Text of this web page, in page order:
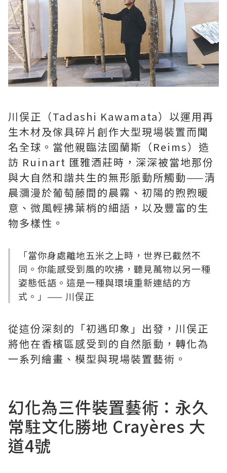
川俣正（Tadashi Kawamata）以運用再
生木材及傢具碎片創作大型現場裝置而聞
名全球。當他親臨法國蘭斯（Reims）造
訪 Ruinart 匯雅酒莊時，深深被當地那份
與大自然和諧共生的無形脈動所觸動——清
晨瀰漫於葡萄藤間的晨霧、初陽的煦煦暖
意、微風輕拂葉梢的細語，以及豐富的生
物多樣性。
「當你身處離地五米之上時，世界已截然不
同。你能感受到風的吹拂，聽見萬物以另一種
姿態低語。這是一種與環境重新連結的方
式。」—— 川俣正
從這份深刻的「初遇印象」出發，川俣正
將他在香檳區感受到的自然脈動，轉化為
一系列繪畫、模型與現場裝置藝術。
幻化為三件裝置藝術：永久
常駐文化勝地 Crayères 大
道4號